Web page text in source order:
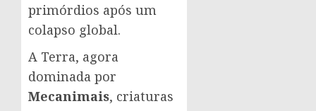
primórdios após um
colapso global.
A Terra, agora
dominada por
Mecanimais, criaturas